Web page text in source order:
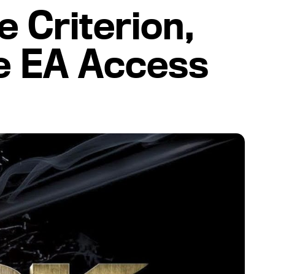
Criterion,
EA Access